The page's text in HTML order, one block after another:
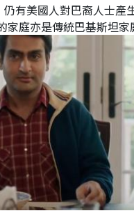
有美國人對巴裔人士
家庭亦是傳統巴基斯坦